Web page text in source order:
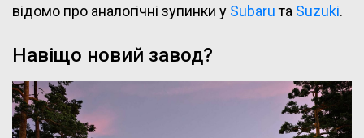
відомо про аналогічні зупинки у Subaruта Suzuki.
Навіщо новий завод?